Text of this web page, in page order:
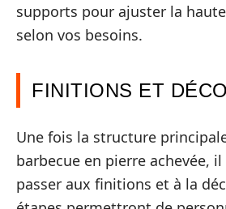
supports pour ajuster la
selon vos besoins.
FINITIONS ET
Une fois la structure
barbecue en pierre achevée,
passer aux finitions et à la